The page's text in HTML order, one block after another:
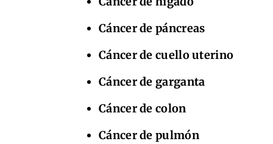
Cáncer de páncreas
Cáncer de cuello uterino
Cáncer de garganta
Cáncer de colon
Cáncer de pulmón